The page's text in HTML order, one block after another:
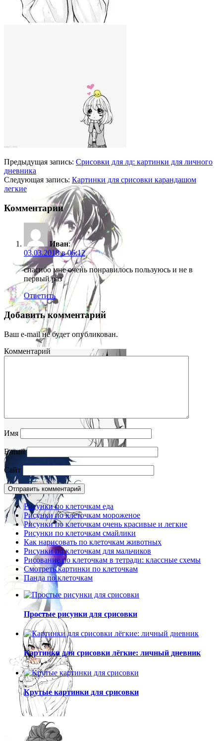
Предыдущая запись: Срисовки для лд: картинки для личного
дневника
Следующая запись: Картинки для срисовки карандашом
легкие
Комментарии
Иван:
03.03.2018 в 06:12
спасибо мне очень понравилось пользуюсь и не в
первый раз
Ответить
Добавить комментарий
Ваш e-mail не будет опубликован.
Комментарий
Имя
E-mail
Сайт
Рисунки по клеточкам еда
Рисунки по клеточкам мороженое
Рисунки по клеточкам очень красивые и легкие
Рисунки по клеточкам смайлики
Как нарисовать по клеточкам животных
Рисунки по клеточкам для мальчиков
Рисование по клеточкам в тетради: классные схемы
Смотреть картинки по клеточкам
Панда по клеточкам
Простые рисунки для срисовки
Картинки для срисовки лёгкие: личный дневник
Крутые картинки для срисовки